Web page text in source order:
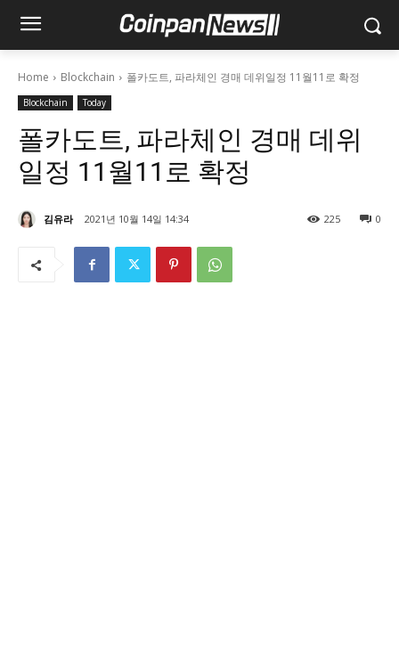
Home Blockchain 폴카도트, 파라체인 경매 데위일정 11월11로 확정
Blockchain Today
폴카도트, 파라체인 경매 데위
일정 11월11로 확정
김유라 2021년 10월 14일 14:34 0
225